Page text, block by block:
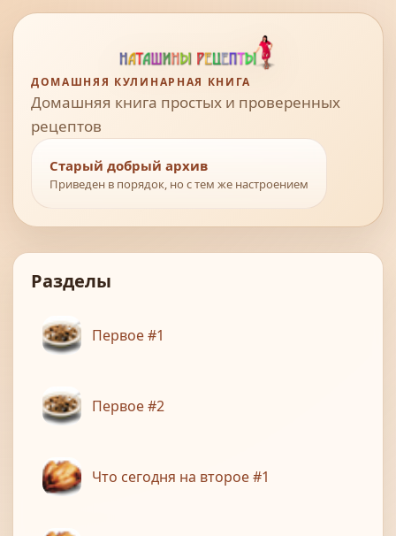
ДОМАШНЯЯ КУЛИНАРНАЯ КНИГА
Домашняя книга простых и проверенных
рецептов
Старый добрый архив
Приведен в порядок, но с тем же настроением
Разделы
Первое #1
Первое #2
Что сегодня на второе #1